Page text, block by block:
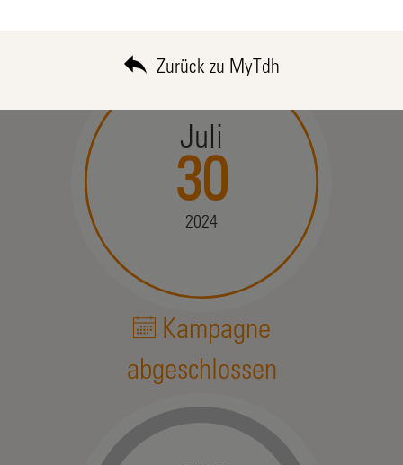
Juli
30
2024
Kampagne
abgeschlossen
Zurück zu MyTdh